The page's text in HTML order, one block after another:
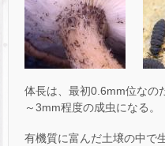
体長は、最初0.6mm位なの
～3mm程度の成虫になる。
有機質に富んだ土壌の中で